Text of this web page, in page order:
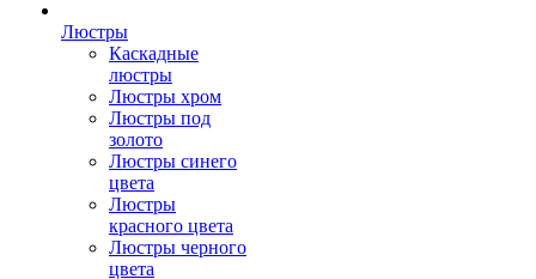
Люстры
Каскадные
люстры
Люстры хром
Люстры под
золото
Люстры синего
цвета
Люстры
красного цвета
Люстры черного
цвета